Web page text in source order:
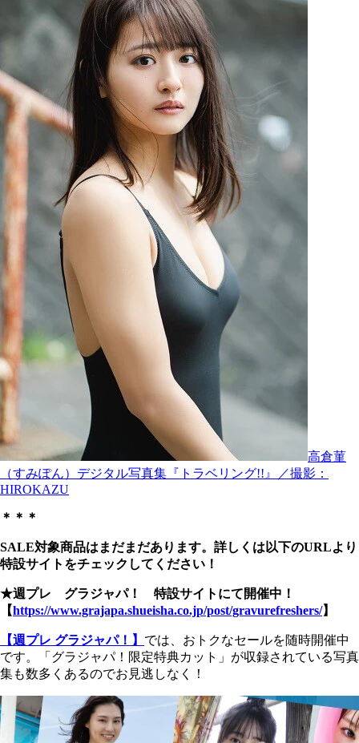
高倉菫
（すみぽん）デジタル写真集『トラベリング!!』／撮影：
HIROKAZU
＊＊＊
SALE対象商品はまだまだあります。詳しくは以下のURLより
特設サイトをチェックしてください！
★週プレ グラジャパ！ 特設サイトにて開催中！
【https://www.grajapa.shueisha.co.jp/post/gravurefreshers/】
【週プレ グラジャパ！】 では、おトクなセールを随時開催中
です。「グラジャパ！限定特典カット」が収録されている写真
集も数多くあるのでお見逃しなく！